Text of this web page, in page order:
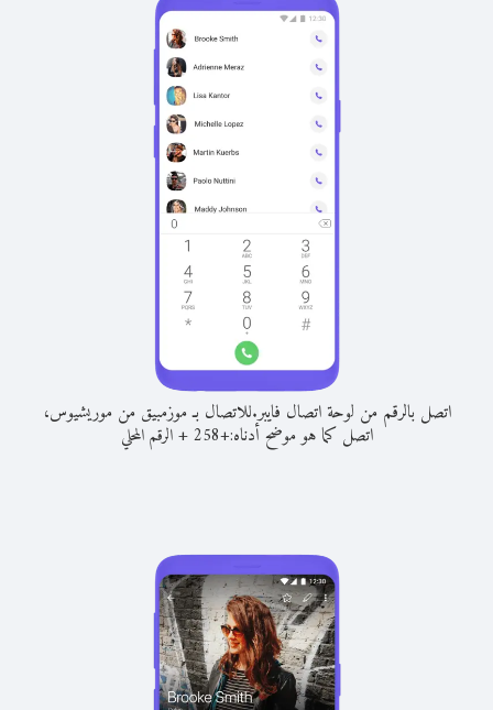
اتصل بالرقم من لوحة اتصال فايبر.للاتصال بـ موزمبيق من موريشيوس،
اتصل كما هو موضح أدناه:+
258
+الرقم المحلي